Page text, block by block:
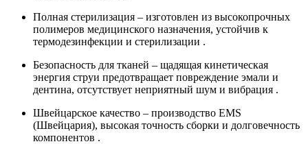
Полная стерилизация – изготовлен из высокопрочных
полимеров медицинского назначения, устойчив к
термодезинфекции и стерилизации .
Безопасность для тканей – щадящая кинетическая
энергия струи предотвращает повреждение эмали и
дентина, отсутствует неприятный шум и вибрация .
Швейцарское качество – производство EMS
(Швейцария), высокая точность сборки и долговечность
компонентов .